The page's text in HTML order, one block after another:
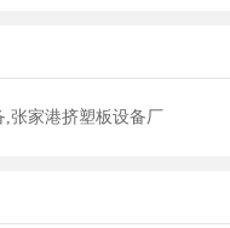
,张家港挤塑板设备厂